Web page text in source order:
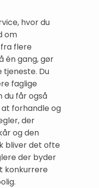
hvor du
om
flere
én gang, gør
Du
faglige
du får også
forhandle og
der
og den
bliver det ofte
der byder
konkurrere